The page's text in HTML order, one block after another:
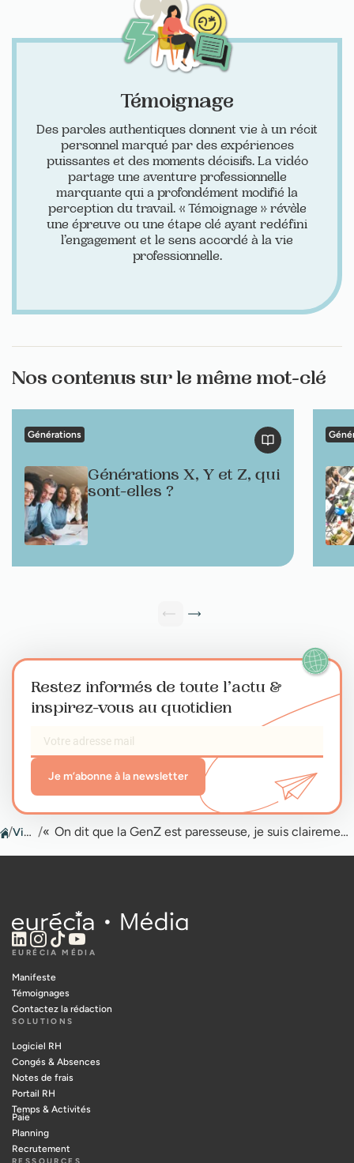
Témoignage
Des paroles authentiques donnent vie à un récit
personnel marqué par des expériences
puissantes et des moments décisifs. La vidéo
partage une aventure professionnelle
marquante qui a profondément modifié la
perception du travail. « Témoignage » révèle
une épreuve ou une étape clé ayant redéfini
l’engagement et le sens accordé à la vie
professionnelle.
Nos contenus sur le même mot-clé
Générations
Générations X, Y et Z, qui
sont-elles ?
Restez informés de toute l’actu &
inspirez-vous au quotidien
Je m’abonne à la newsletter
/ Vidéos / « On dit que la GenZ est paresseuse, je suis clairement un contre-exemple ! »
EURÉCIA MÉDIA
Manifeste
Témoignages
Contactez la rédaction
SOLUTIONS
Logiciel RH
Congés & Absences
Notes de frais
Portail RH
Temps & Activités
Paie
Planning
Recrutement
RESSOURCES